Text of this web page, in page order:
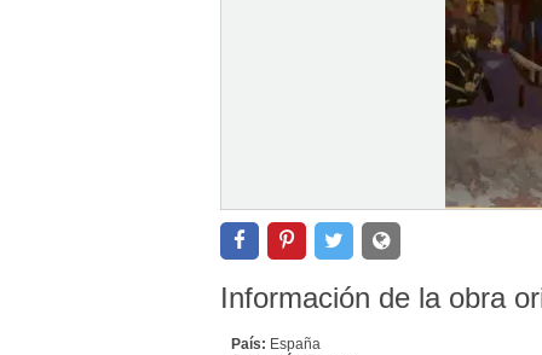
Información de la obra
País: España